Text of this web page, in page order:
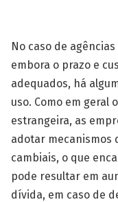
No caso de
embora o prazo e
adequados, há
uso. Como em geral
estrangeira, as
adotar mecanismos
cambiais, o que
pode resultar em
dívida, em caso de